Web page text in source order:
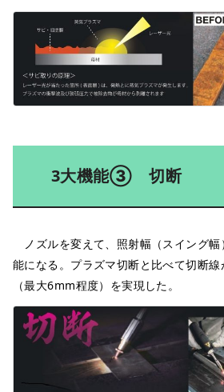
3大機能③ 切断
ノズルを変えて、照射幅（スイング幅
能になる。プラズマ切断と比べて切断
（最大6mm程度）を実現した。